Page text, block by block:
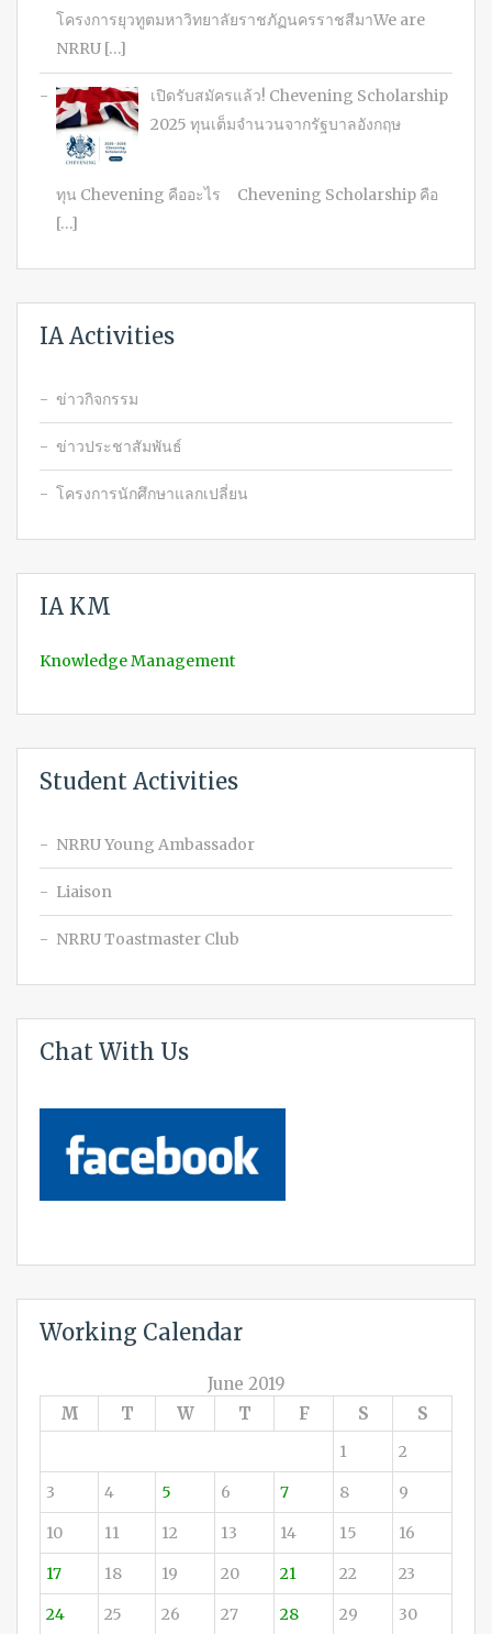
โครงการยุวทูตมหาวิทยาลัยราชภัฏนครราชสีมาWe are
NRRU […]
เปิดรับสมัครแล้ว! Chevening Scholarship
2025 ทุนเต็มจำนวนจากรัฐบาลอังกฤษ
ทุน Chevening คืออะไร Chevening Scholarship คือ
[…]
IA Activities
ข่าวกิจกรรม
ข่าวประชาสัมพันธ์
โครงการนักศึกษาแลกเปลี่ยน
IA KM
Knowledge Management
Student Activities
NRRU Young Ambassador
Liaison
NRRU Toastmaster Club
Chat With Us
Working Calendar
June 2019
M
T W T F S S
1 2
3 4 5 6 7 8 9
10 11 12 13 14 15 16
17 18 19 20 21 22 23
24 25 26 27 28 29 30